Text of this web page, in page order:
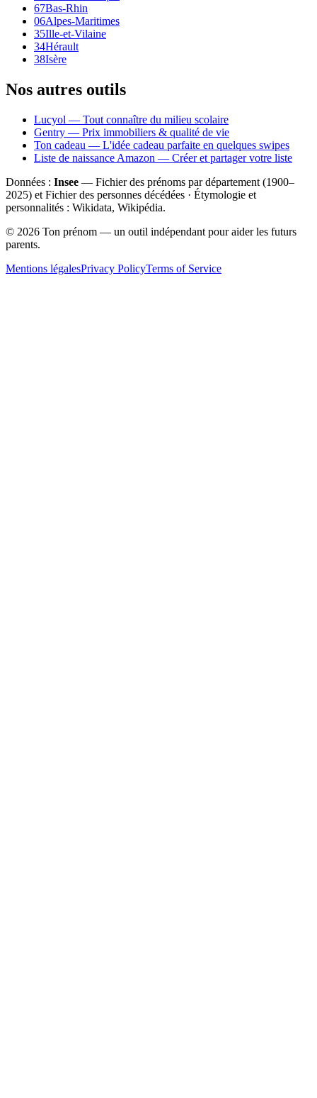
67Bas-Rhin
06Alpes-Maritimes
35Ille-et-Vilaine
34Hérault
38Isère
Nos autres outils
Lucyol — Tout connaître du milieu scolaire
Gentry — Prix immobiliers & qualité de vie
Ton cadeau — L'idée cadeau parfaite en quelques swipes
Liste de naissance Amazon — Créer et partager votre liste
Données : Insee — Fichier des prénoms par département (1900–
2025) et Fichier des personnes décédées · Étymologie et
personnalités : Wikidata, Wikipédia.
© 2026 Ton prénom — un outil indépendant pour aider les futurs
parents.
Mentions légalesPrivacy PolicyTerms of Service